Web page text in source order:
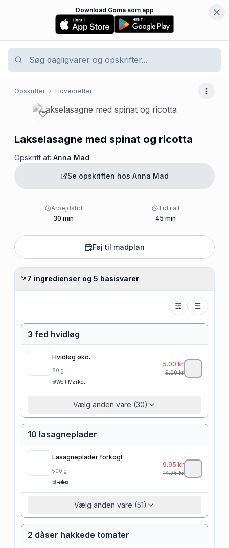
Download Goma som app
Opskrifter Hovedretter Flere
Lakselasagne med spinat og ricotta
Opskrift af: Anna Mad
Se opskriften hos Anna Mad
Arbejdstid
30 min
Tid i alt
45 min
Føj til madplan
7 ingredienser og 5 basisvarer
3 fed hvidløg
Hvidløg øko.
80 g
Wolt Market
5.00 kr
9.00kr
Vælg anden vare (30)
10 lasagneplader
Lasagneplader forkogt
500 g
Føtex
9.95 kr
14.75kr
Vælg anden vare (51)
2 dåser hakkede tomater